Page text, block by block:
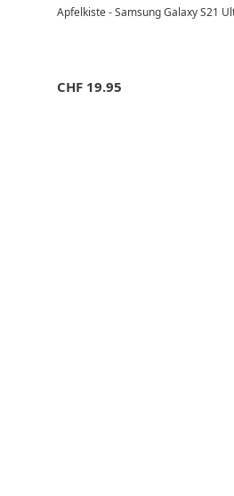
Apfelkiste - Samsung Galaxy S21
CHF 19.95